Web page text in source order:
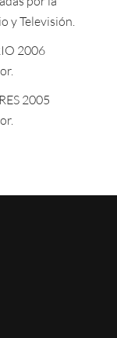
y Televisión.
2006
2005